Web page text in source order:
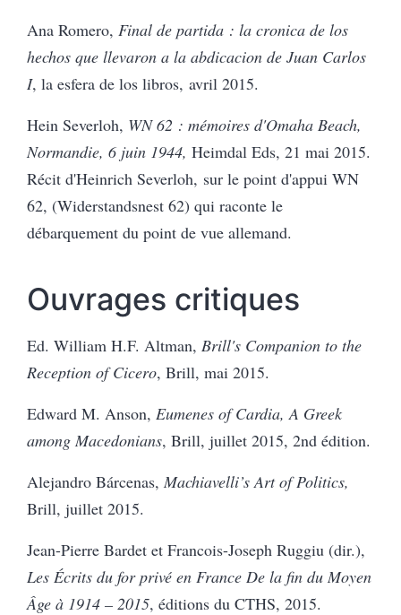
Ana Romero, Final de partida : la cronica de los
hechos que llevaron a la abdicacion de Juan Carlos
I, la esfera de los libros, avril 2015.
Hein Severloh, WN 62 : mémoires d'Omaha Beach,
Normandie, 6 juin 1944, Heimdal Eds, 21 mai 2015.
Récit d'Heinrich Severloh, sur le point d'appui WN
62, (Widerstandsnest 62) qui raconte le
débarquement du point de vue allemand.
Ouvrages critiques
Ed. William H.F. Altman, Brill's Companion to the
Reception of Cicero, Brill, mai 2015.
Edward M. Anson, Eumenes of Cardia, A Greek
among Macedonians, Brill, juillet 2015, 2nd édition.
Alejandro Bárcenas, Machiavelli’s Art of Politics,
Brill, juillet 2015.
Jean-Pierre Bardet et Francois-Joseph Ruggiu (dir.),
Les Écrits du for privé en France De la fin du Moyen
Âge à 1914 – 2015, éditions du CTHS, 2015.